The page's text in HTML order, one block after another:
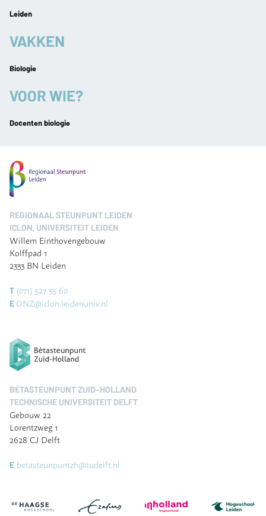
Leiden
VAKKEN
Biologie
VOOR WIE?
Docenten biologie
REGIONAAL STEUNPUNT LEIDEN
ICLON, UNIVERSITEIT LEIDEN
Willem Einthovengebouw
Kolffpad 1
2333 BN Leiden
T (071) 527 35 60
E ONZ@iclon.leidenuniv.nl
BÈTASTEUNPUNT ZUID-HOLLAND
TECHNISCHE UNIVERSITEIT DELFT
Gebouw 22
Lorentzweg 1
2628 CJ Delft
E betasteunpuntzh@tudelft.nl